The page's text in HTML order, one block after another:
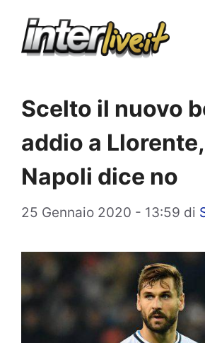
Scelto il nuovo
addio a
Napoli dice no
25 Gennaio 2020 - 13:59 di